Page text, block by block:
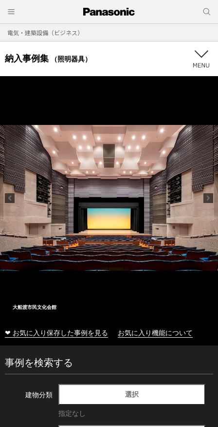
電気・建築設備（ビジネス）
納入事例集 （照明器具）
大船渡市民文化会館
❤ お気に入り保存した事例を見る お気に入り機能について
事例を検索する
建物分類 選択
指定なし